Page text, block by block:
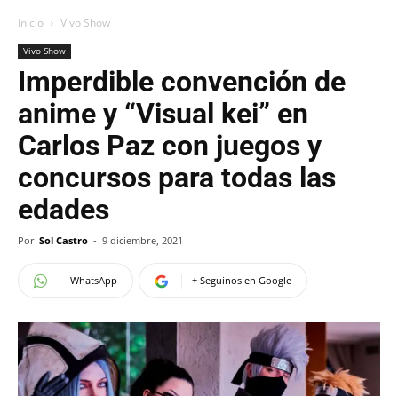
Inicio Vivo Show
Vivo Show
Imperdible convención de
anime y “Visual kei” en
Carlos Paz con juegos y
concursos para todas las
edades
Por Sol Castro - 9 diciembre, 2021
WhatsApp + Seguinos en Google